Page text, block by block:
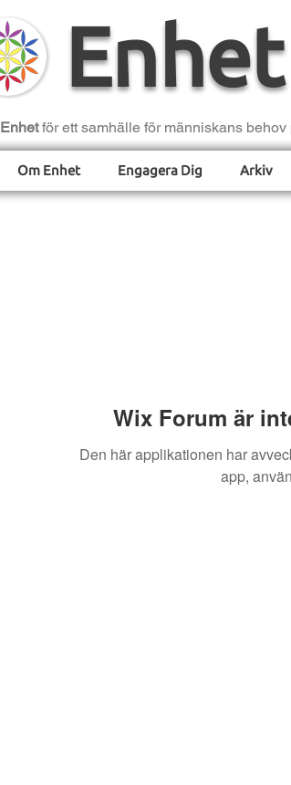
Enhet
för ett samhälle för människans
Om Enhet Engagera Dig Arkiv
Wix Forum är
Den här applikationen har
app,